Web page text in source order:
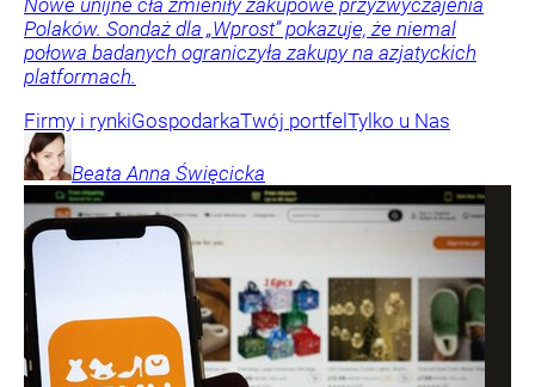
Nowe unijne cła zmieniły zakupowe przyzwyczajenia
Polaków. Sondaż dla „Wprost” pokazuje, że niemal
połowa badanych ograniczyła zakupy na azjatyckich
platformach.
Firmy i rynkiGospodarkaTwój portfel Tylko u Nas
Beata Anna Święcicka